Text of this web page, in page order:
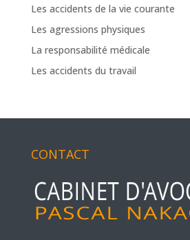
Les accidents de la vie courante
Les agressions physiques
La responsabilité médicale
Les accidents du travail
CONTACT